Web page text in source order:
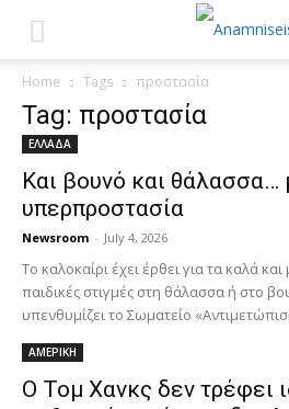
Home Tags προστασία
Tag: προστασία
ΕΛΛΑΔΑ
Και βουνό και θάλασσα…
υπερπροστασία
Newsroom - July 4, 2026
Το καλοκαίρι έχει έρθει για τα καλά και
παιδικές στιγμές στη θάλασσα ή στο
υπενθυμίζει το Σωματείο
ΑΜΕΡΙΚΗ
Ο Τομ Χανκς δεν τρέφει